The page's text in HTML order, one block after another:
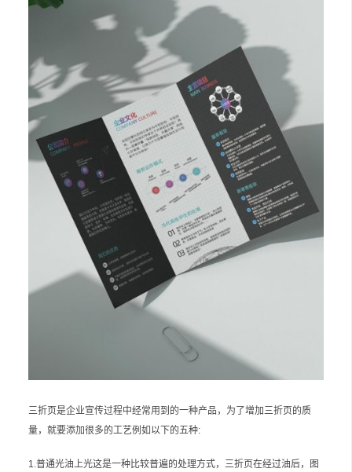
三折页是企业宣传过程中经常用到的一种产品，为了增加三折页的质
量，就要添加很多的工艺例如以下的五种:
1.普通光油上光这是一种比较普遍的处理方式，三折页在经过油后，图